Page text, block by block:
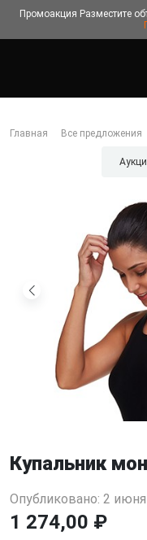
Промоакция Разместите
Главная Все предложения
Купальник
Опубликовано: 2 июня
1 274,00 ₽